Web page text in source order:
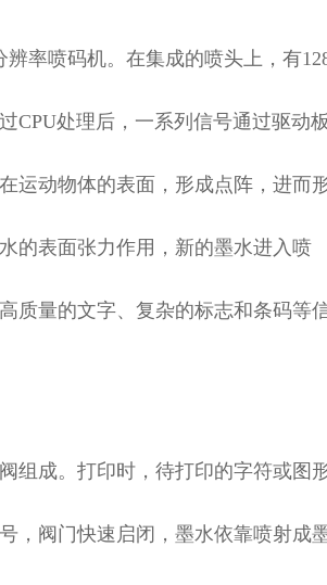
率喷码机。在集成的喷头上，有
CPU处理后，一系列信号通过驱动
运动物体的表面，形成点阵，进而
的表面张力作用，新的墨水进入喷
质量的文字、复杂的标志和条码等
组成。打印时，待打印的字符或图
，阀门快速启闭，墨水依靠喷射成